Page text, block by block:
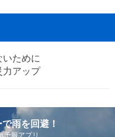
ために
力アップ
雨を回避！
報アプリ